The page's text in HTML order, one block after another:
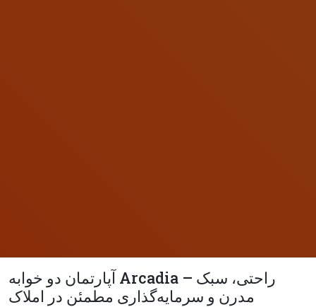
آپارتمان دو خوابه Arcadia – راحتی، سبک
مدرن و سرمایه‌گذاری مطمئن در املاک